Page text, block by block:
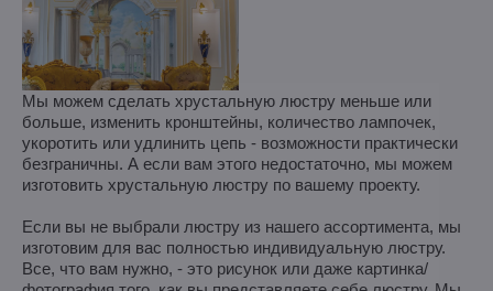
Мы можем сделать хрустальную люстру меньше или
больше, изменить кронштейны, количество лампочек,
укоротить или удлинить цепь - возможности практически
безграничны. А если вам этого недостаточно, мы можем
изготовить хрустальную люстру по вашему проекту.
Если вы не выбрали люстру из нашего ассортимента, мы
изготовим для вас полностью индивидуальную люстру.
Все, что вам нужно, - это рисунок или даже картинка/